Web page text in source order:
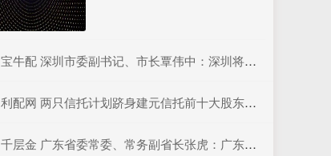
​宝牛配 深圳市委副书记、市长覃伟中：深圳将坚定扛起综合改革试点主体责任
​利配网 两只信托计划跻身建元信托前十大股东！公司回应不分红与未来盈利点
​千层金 广东省委常委、常务副省长张虎：广东全力以赴支持深圳的改革探索